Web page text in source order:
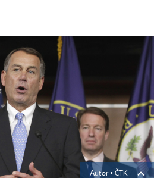
Autor ▪ ČTK